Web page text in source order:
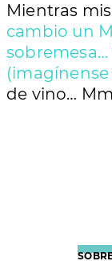
Mientras
cambio un
(imagínense
de vino…